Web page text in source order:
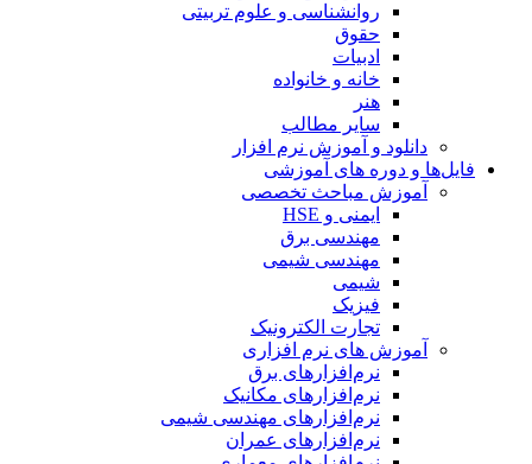
روانشناسی و علوم تربیتی
حقوق
ادبیات
خانه و خانواده
هنر
سایر مطالب
دانلود و آموزش نرم افزار
فایل‌ها و دوره های آموزشی
آموزش مباحث تخصصی
ایمنی و HSE
مهندسی برق
مهندسی شیمی
شیمی
فیزیک
تجارت الکترونیک
آموزش های نرم افزاری
نرم‌افزارهای برق
نرم‌افزارهای مکانیک
نرم‌افزارهای مهندسی شیمی
نرم‌افزارهای عمران